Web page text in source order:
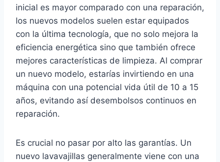
inicial es mayor comparado con una reparación,
los nuevos modelos suelen estar equipados
con la última tecnología, que no solo mejora la
eficiencia energética sino que también ofrece
mejores características de limpieza. Al comprar
un nuevo modelo, estarías invirtiendo en una
máquina con una potencial vida útil de 10 a 15
años, evitando así desembolsos continuos en
reparación.
Es crucial no pasar por alto las garantías. Un
nuevo lavavajillas generalmente viene con una